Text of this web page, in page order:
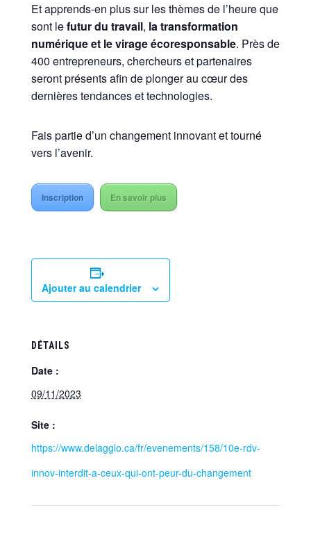
Et apprends-en plus sur les thèmes de l’heure que
sont lefutur du travail, la transformation
numérique et le virage écoresponsable. Près de
400 entrepreneurs, chercheurs et partenaires
seront présents afin de plonger au cœur des
dernières tendances et technologies.
Fais partie d’un changement innovant et tourné
vers l’avenir.
Inscription En savoir plus
Ajouter au calendrier
DÉTAILS
Date :
09/11/2023
Site :
https://www.delagglo.ca/fr/evenements/158/10e-rdv-
innov-interdit-a-ceux-qui-ont-peur-du-changement